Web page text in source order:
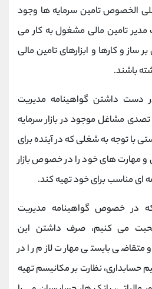
الخصوص تامین سرمایه ها وجود
تامین مالی مشغول به کار می
ساز و کارها و ابزارهای تامین مالی
باشند.
دست داشتن گواهینامه مدیریت
تصدی مشاغل موجود در بازار سرمایه
با توجه به شغلی که در آینده برای
های خود را در خصوص بازار
ای مناسب برای خود تهیه کند.
در خصوص گواهینامه مدیریت
صحبت می کنیم، صرف داشتن این
بایستی مهارت لازم را در
حسابداری، نظارت بر مکانیسم تهیه